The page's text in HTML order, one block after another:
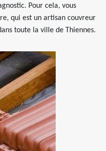
Pour cela, vous
qui est un artisan couvreur
toute la ville de Thiennes.